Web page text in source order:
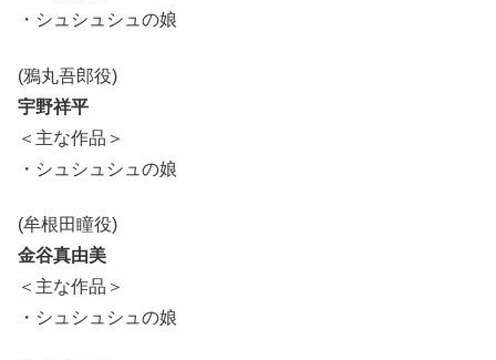
・シュシュシュの娘
(鴉丸吾郎役)
宇野祥平
＜主な作品＞
・シュシュシュの娘
(牟根田瞳役)
金谷真由美
＜主な作品＞
・シュシュシュの娘